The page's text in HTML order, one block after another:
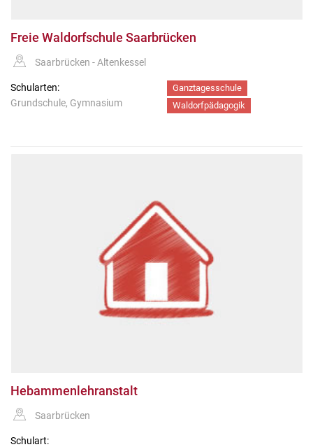
Freie Waldorfschule Saarbrücken
Saarbrücken - Altenkessel
Schularten:
Grundschule, Gymnasium
Ganztagesschule
Waldorfpädagogik
Hebammenlehranstalt
Saarbrücken
Schulart: